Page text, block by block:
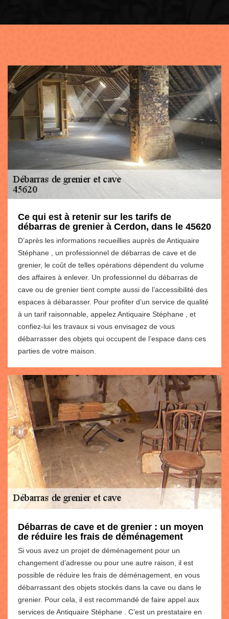
Ce qui est à retenir sur les tarifs de
débarras de grenier à Cerdon, dans le 45620
D’après les informations recueillies auprès de Antiquaire
Stéphane , un professionnel de débarras de cave et de
grenier, le coût de telles opérations dépendent du volume
des affaires à enlever. Un professionnel du débarras de
cave ou de grenier tient compte aussi de l’accessibilité des
espaces à débarasser. Pour profiter d’un service de qualité
à un tarif raisonnable, appelez Antiquaire Stéphane , et
confiez-lui les travaux si vous envisagez de vous
débarrasser des objets qui occupent de l’espace dans ces
parties de votre maison.
Débarras de cave et de grenier : un moyen
de réduire les frais de déménagement
Si vous avez un projet de déménagement pour un
changement d’adresse ou pour une autre raison, il est
possible de réduire les frais de déménagement, en vous
débarrassant des objets stockés dans la cave ou dans le
grenier. Pour cela, il est recommandé de faire appel aux
services de Antiquaire Stéphane . C’est un prestataire en